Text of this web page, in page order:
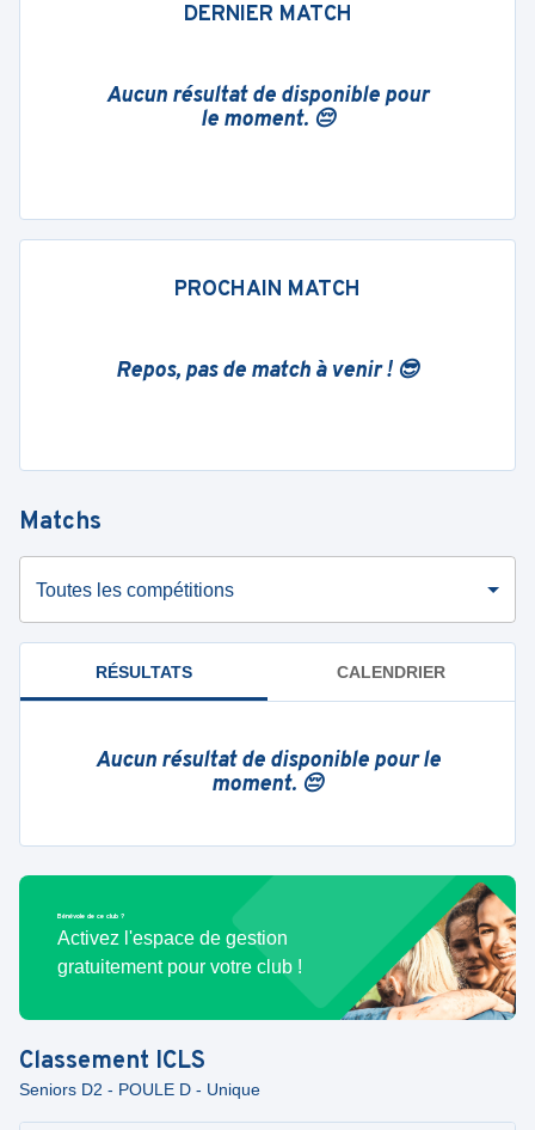
DERNIER MATCH
Aucun résultat de disponible pour
le moment. 😔
PROCHAIN MATCH
Repos, pas de match à venir ! 😎
Matchs
Toutes les compétitions
RÉSULTATS CALENDRIER
Aucun résultat de disponible pour le
moment. 😔
Bénévole de ce club ?
Activez l'espace de gestion
gratuitement pour votre club !
Classement ICLS
Seniors D2 - POULE D - Unique